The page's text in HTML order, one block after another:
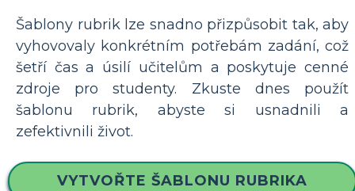
Šablony rubrik lze snadno přizpůsobit tak, aby
vyhovovaly konkrétním potřebám zadání, což
šetří čas a úsilí učitelům a poskytuje cenné
zdroje pro studenty. Zkuste dnes použít
šablonu rubrik, abyste si usnadnili a
zefektivnili život.
VYTVOŘTE ŠABLONU RUBRIKA